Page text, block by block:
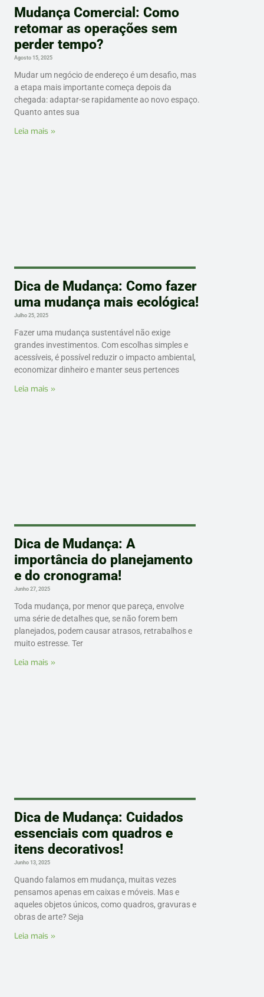
Mudança Comercial: Como
retomar as operações sem
perder tempo?
Agosto 15, 2025
Mudar um negócio de endereço é um desafio, mas
a etapa mais importante começa depois da
chegada: adaptar-se rapidamente ao novo espaço.
Quanto antes sua
Leia mais »
Dica de Mudança: Como fazer
uma mudança mais ecológica!
Julho 25, 2025
Fazer uma mudança sustentável não exige
grandes investimentos. Com escolhas simples e
acessíveis, é possível reduzir o impacto ambiental,
economizar dinheiro e manter seus pertences
Leia mais »
Dica de Mudança: A
importância do planejamento
e do cronograma!
Junho 27, 2025
Toda mudança, por menor que pareça, envolve
uma série de detalhes que, se não forem bem
planejados, podem causar atrasos, retrabalhos e
muito estresse. Ter
Leia mais »
Dica de Mudança: Cuidados
essenciais com quadros e
itens decorativos!
Junho 13, 2025
Quando falamos em mudança, muitas vezes
pensamos apenas em caixas e móveis. Mas e
aqueles objetos únicos, como quadros, gravuras e
obras de arte? Seja
Leia mais »